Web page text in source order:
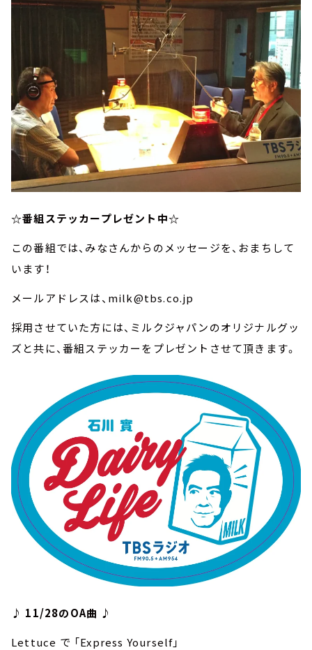
☆番組ステッカープレゼント中☆
この番組では、みなさんからのメッセージを、おまちして
います！
メールアドレスは、milk@tbs.co.jp
採用させていた方には、ミルクジャパンのオリジナルグッ
ズと共に、番組ステッカーをプレゼントさせて頂きます。
♪ 11/28のOA曲 ♪
Lettuce で 「Express Yourself」